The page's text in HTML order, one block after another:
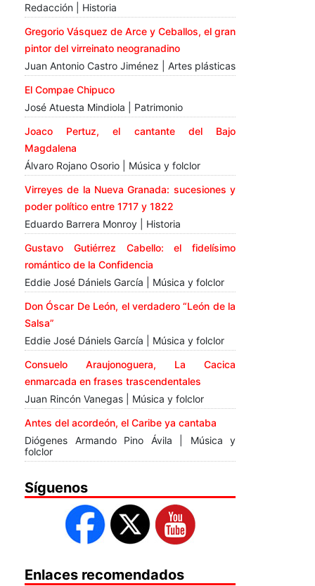
Redacción | Historia
Gregorio Vásquez de Arce y Ceballos, el gran
pintor del virreinato neogranadino
Juan Antonio Castro Jiménez | Artes plásticas
El Compae Chipuco
José Atuesta Mindiola | Patrimonio
Joaco Pertuz, el cantante del Bajo
Magdalena
Álvaro Rojano Osorio | Música y folclor
Virreyes de la Nueva Granada: sucesiones y
poder político entre 1717 y 1822
Eduardo Barrera Monroy | Historia
Gustavo Gutiérrez Cabello: el fidelísimo
romántico de la Confidencia
Eddie José Dániels García | Música y folclor
Don Óscar De León, el verdadero “León de la
Salsa”
Eddie José Dániels García | Música y folclor
Consuelo Araujonoguera, La Cacica
enmarcada en frases trascendentales
Juan Rincón Vanegas | Música y folclor
Antes del acordeón, el Caribe ya cantaba
Diógenes Armando Pino Ávila | Música y
folclor
Síguenos
Enlaces recomendados